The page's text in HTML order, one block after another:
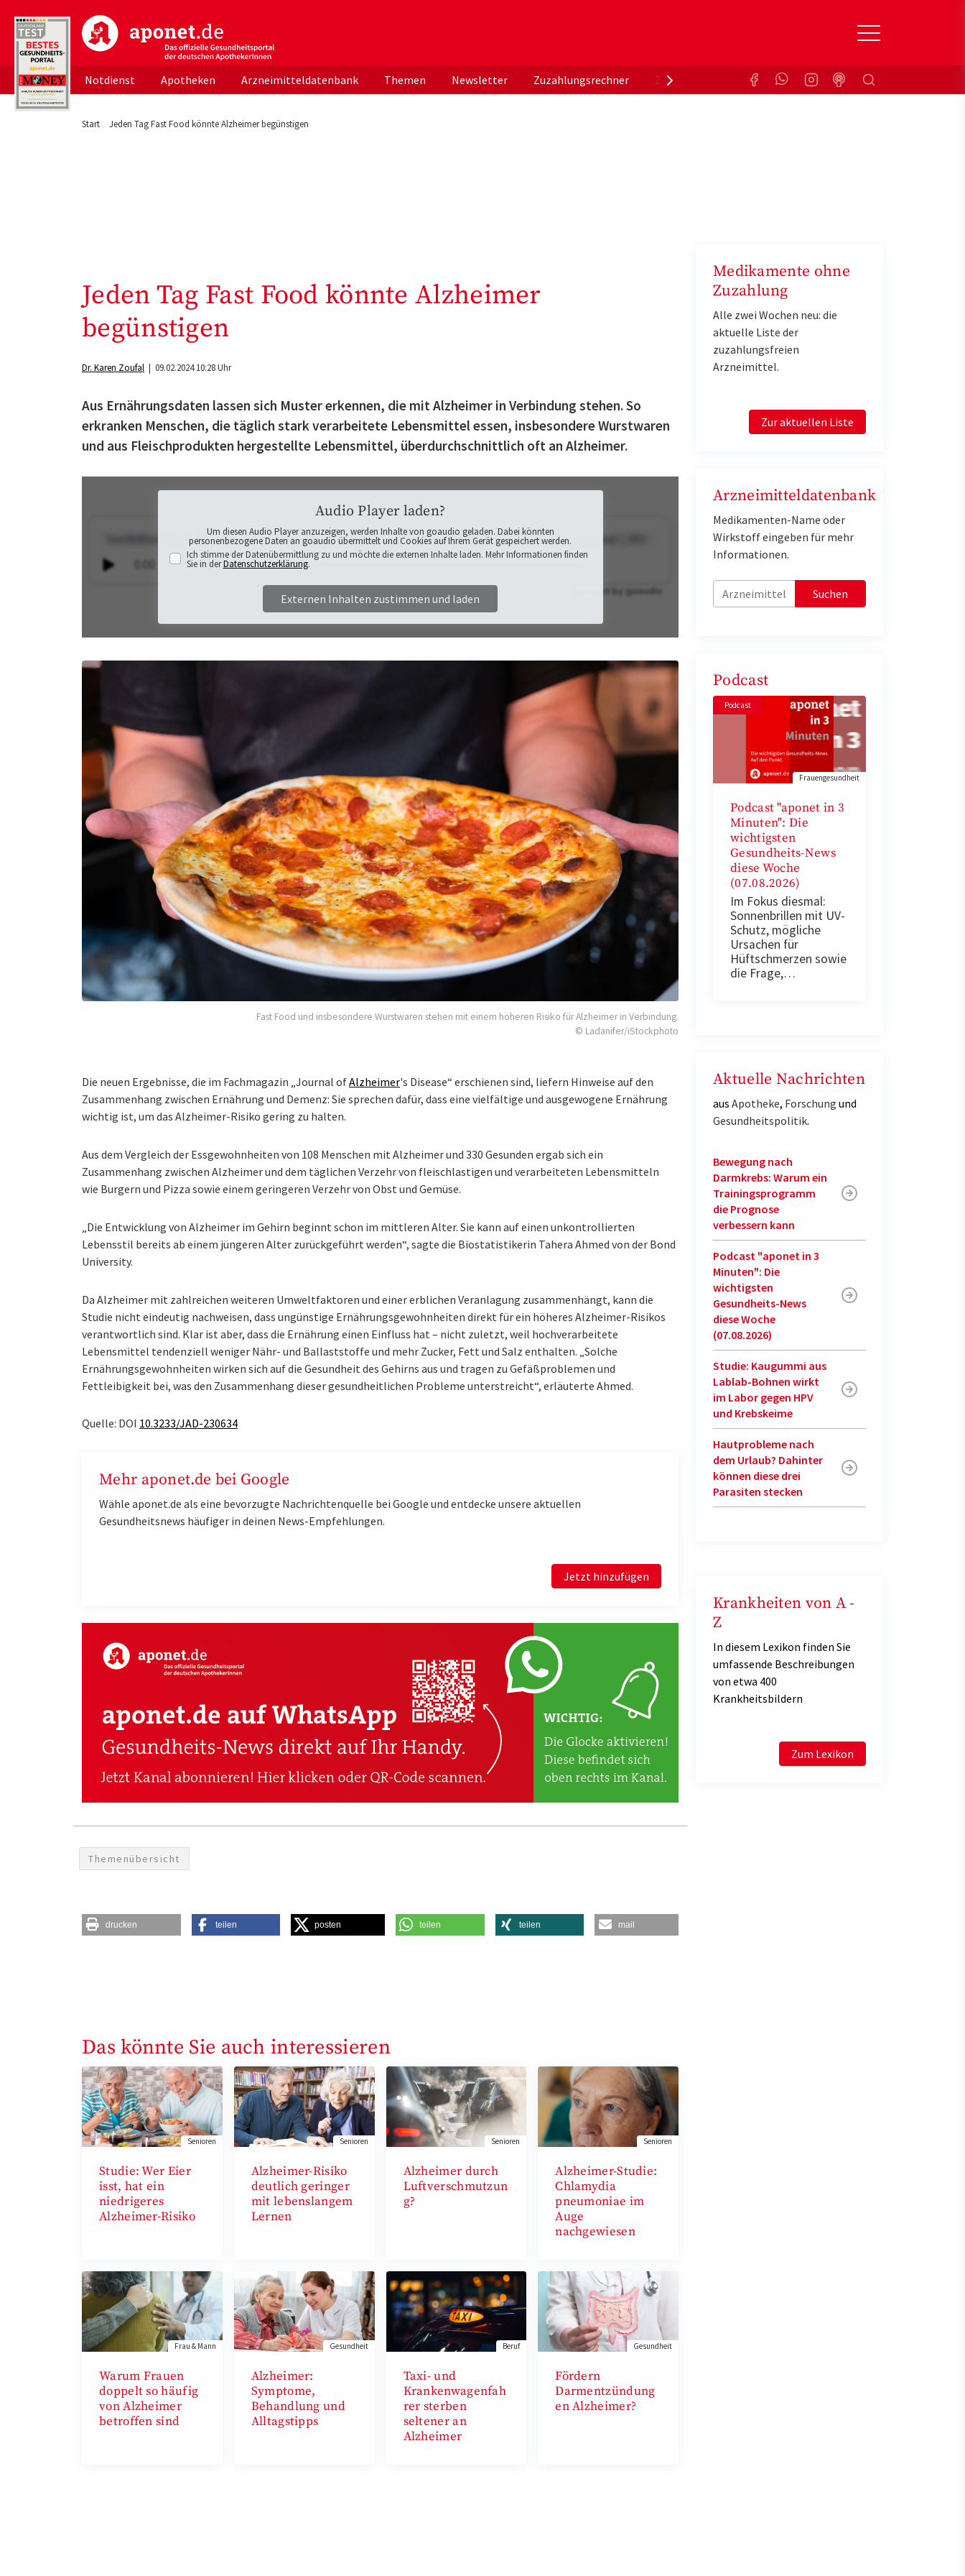
aponet.de - Das offizielle Gesundheitsportal der deutschen ApothekerInnen
Notdienst Apotheken Arzneimitteldatenbank Themen Newsletter Zuzahlungsrechner Zuzahlungsbefreiung KrankenkasseSuchen
Start Jeden Tag Fast Food könnte Alzheimer begünstigen
Jeden Tag Fast Food könnte Alzheimer
begünstigen
Dr. Karen Zoufal | 09.02.2024 10:28 Uhr
Aus Ernährungsdaten lassen sich Muster erkennen, die mit Alzheimer in Verbindung stehen. So
erkranken Menschen, die täglich stark verarbeitete Lebensmittel essen, insbesondere Wurstwaren
und aus Fleischprodukten hergestellte Lebensmittel, überdurchschnittlich oft an Alzheimer.
Audio Player laden?
Um diesen Audio Player anzuzeigen, werden Inhalte von goaudio geladen. Dabei könnten
personenbezogene Daten an goaudio übermittelt und Cookies auf Ihrem Gerät gespeichert werden.
Ich stimme der Datenübermittlung zu und möchte die externen Inhalte laden. Mehr Informationen finden
Sie in derDatenschutzerklärung.
Externen Inhalten zustimmen und laden
Fast Food und insbesondere Wurstwaren stehen mit einem höheren Risiko für Alzheimer in Verbindung.
© Ladanifer/iStockphoto
Die neuen Ergebnisse, die im Fachmagazin „Journal ofAlzheimer's Disease“ erschienen sind, liefern Hinweise auf den
Zusammenhang zwischen Ernährung und Demenz: Sie sprechen dafür, dass eine vielfältige und ausgewogene Ernährung
wichtig ist, um das Alzheimer-Risiko gering zu halten.
Aus dem Vergleich der Essgewohnheiten von 108 Menschen mit Alzheimer und 330 Gesunden ergab sich ein
Zusammenhang zwischen Alzheimer und dem täglichen Verzehr von fleischlastigen und verarbeiteten Lebensmitteln
wie Burgern und Pizza sowie einem geringeren Verzehr von Obst und Gemüse.
„Die Entwicklung von Alzheimer im Gehirn beginnt schon im mittleren Alter. Sie kann auf einen unkontrollierten
Lebensstil bereits ab einem jüngeren Alter zurückgeführt werden“, sagte die Biostatistikerin Tahera Ahmed von der Bond
University.
Da Alzheimer mit zahlreichen weiteren Umweltfaktoren und einer erblichen Veranlagung zusammenhängt, kann die
Studie nicht eindeutig nachweisen, dass ungünstige Ernährungsgewohnheiten direkt für ein höheres Alzheimer-Risikos
verantwortlich sind. Klar ist aber, dass die Ernährung einen Einfluss hat – nicht zuletzt, weil hochverarbeitete
Lebensmittel tendenziell weniger Nähr- und Ballaststoffe und mehr Zucker, Fett und Salz enthalten. „Solche
Ernährungsgewohnheiten wirken sich auf die Gesundheit des Gehirns aus und tragen zu Gefäßproblemen und
Fettleibigkeit bei, was den Zusammenhang dieser gesundheitlichen Probleme unterstreicht“, erläuterte Ahmed.
Quelle: DOI 10.3233/JAD-230634
Mehr aponet.de bei Google
Wähle aponet.de als eine bevorzugte Nachrichtenquelle bei Google und entdecke unsere aktuellen
Gesundheitsnews häufiger in deinen News-Empfehlungen.
Jetzt hinzufügen
Themenübersicht
drucken teilen posten teilen teilen mail
Das könnte Sie auch interessieren
Senioren
Studie: Wer Eier
isst, hat ein
niedrigeres
Alzheimer-Risiko
Senioren
Alzheimer-Risiko
deutlich geringer
mit lebenslangem
Lernen
Senioren
Alzheimer durch
Luftverschmutzun
g?
Senioren
Alzheimer-Studie:
Chlamydia
pneumoniae im
Auge
nachgewiesen
Frau & Mann
Warum Frauen
doppelt so häufig
von Alzheimer
betroffen sind
Gesundheit
Alzheimer:
Symptome,
Behandlung und
Alltagstipps
Beruf
Taxi- und
Krankenwagenfah
rer sterben
seltener an
Alzheimer
Gesundheit
Fördern
Darmentzündung
en Alzheimer?
Medikamente ohne
Zuzahlung
Alle zwei Wochen neu: die
aktuelle Liste der
zuzahlungsfreien
Arzneimittel.
Zur aktuellen Liste
Arzneimitteldatenbank
Medikamenten-Name oder
Wirkstoff eingeben für mehr
Informationen.
Suchen
Podcast
Podcast
Frauengesundheit
Podcast "aponet in 3
Minuten": Die
wichtigsten
Gesundheits-News
diese Woche
(07.08.2026)
Im Fokus diesmal:
Sonnenbrillen mit UV-
Schutz, mögliche
Ursachen für
Hüftschmerzen sowie
die Frage,…
Aktuelle Nachrichten
aus Apotheke, Forschung und
Gesundheitspolitik.
Bewegung nach
Darmkrebs: Warum ein
Trainingsprogramm
die Prognose
verbessern kann
Podcast "aponet in 3
Minuten": Die
wichtigsten
Gesundheits-News
diese Woche
(07.08.2026)
Studie: Kaugummi aus
Lablab-Bohnen wirkt
im Labor gegen HPV
und Krebskeime
Hautprobleme nach
dem Urlaub? Dahinter
können diese drei
Parasiten stecken
Krankheiten von A -
Z
In diesem Lexikon finden Sie
umfassende Beschreibungen
von etwa 400
Krankheitsbildern
Zum Lexikon